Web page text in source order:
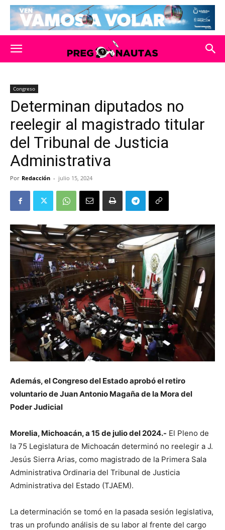
Congreso
Determinan diputados no
reelegir al magistrado titular
del Tribunal de Justicia
Administrativa
Por Redacción - julio 15, 2024
Además, el Congreso del Estado aprobó el retiro
voluntario de Juan Antonio Magaña de la Mora del
Poder Judicial
Morelia, Michoacán, a 15 de julio del 2024.- El Pleno de
la 75 Legislatura de Michoacán determinó no reelegir a J.
Jesús Sierra Arias, como magistrado de la Primera Sala
Administrativa Ordinaria del Tribunal de Justicia
Administrativa del Estado (TJAEM).
La determinación se tomó en la pasada sesión legislativa,
tras un profundo análisis de su labor al frente del cargo